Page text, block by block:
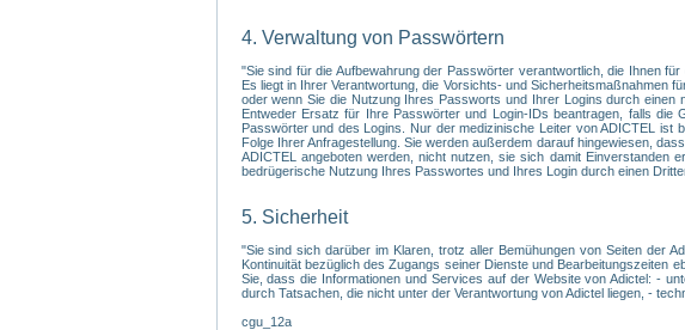
4. Verwaltung von Passwörtern
"Sie sind für die Aufbewahrung der Passwörter verantwortlich, die Ihnen
Es liegt in Ihrer Verantwortung, die Vorsichts- und Sicherheitsmaßnahmen
oder wenn Sie die Nutzung Ihres Passworts und Ihrer Logins durch
Entweder Ersatz für Ihre Passwörter und Login-IDs beantragen, falls
Passwörter und des Logins. Nur der medizinische Leiter von ADICTEL
Folge Ihrer Anfragestellung. Sie werden außerdem darauf hingewiesen,
ADICTEL angeboten werden, nicht nutzen, sie sich damit Einverstanden
bedrügerische Nutzung Ihres Passwortes und Ihres Login durch einen
5. Sicherheit
"Sie sind sich darüber im Klaren, trotz aller Bemühungen von Seiten der
Kontinuität bezüglich des Zugangs seiner Dienste und Bearbeitungszeiten
Sie, dass die Informationen und Services auf der Website von Adictel: -
durch Tatsachen, die nicht unter der Verantwortung von Adictel liegen, -
cgu_12a